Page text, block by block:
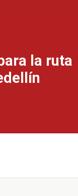
la ruta